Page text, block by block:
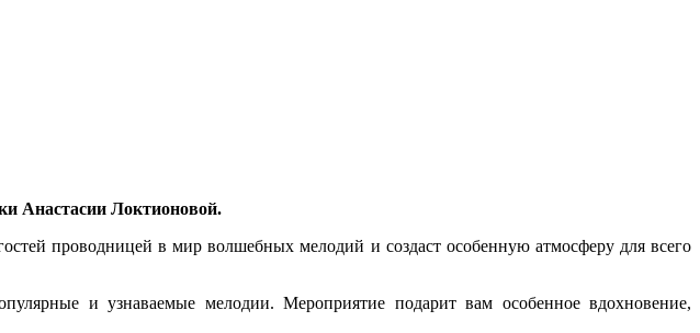
Анастасии Локтионовой.
проводницей в мир волшебных мелодий и создаст особенную атмосферу для всего
и узнаваемые мелодии. Мероприятие подарит вам особенное вдохновение,